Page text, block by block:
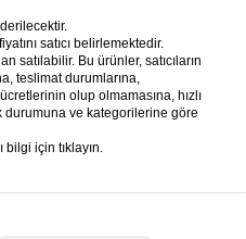
satıcı belirlemektedir.
satılabilir. Bu ürünler, satıcıların
teslimat durumlarına,
olup olmamasına, hızlı
ve kategorilerine göre
için tıklayın.